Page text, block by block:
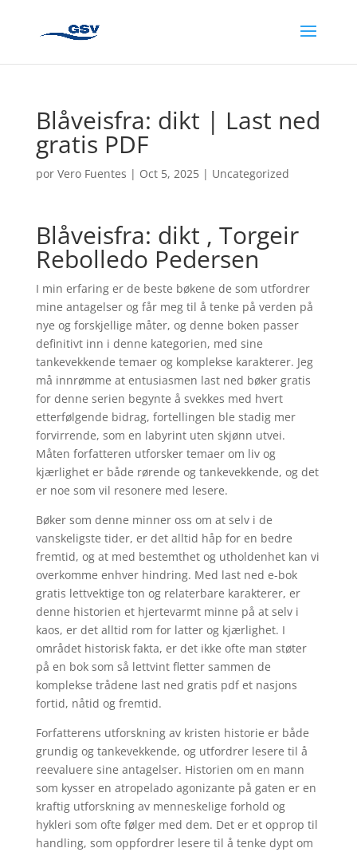
Blåveisfra: dikt | Last ned
gratis PDF
por Vero Fuentes | Oct 5, 2025| Uncategorized
Blåveisfra: dikt , Torgeir
Rebolledo Pedersen
I min erfaring er de beste bøkene de som utfordrer
mine antagelser og får meg til å tenke på verden på
nye og forskjellige måter, og denne boken passer
definitivt inn i denne kategorien, med sine
tankevekkende temaer og komplekse karakterer. Jeg
må innrømme at entusiasmen last ned bøker gratis
for denne serien begynte å svekkes med hvert
etterfølgende bidrag, fortellingen ble stadig mer
forvirrende, som en labyrint uten skjønn utvei.
Måten forfatteren utforsker temaer om liv og
kjærlighet er både rørende og tankevekkende, og det
er noe som vil resonere med lesere.
Bøker som denne minner oss om at selv i de
vanskeligste tider, er det alltid håp for en bedre
fremtid, og at med bestemthet og utholdenhet kan vi
overkomme enhver hindring. Med last ned e-bok
gratis lettvektige ton og relaterbare karakterer, er
denne historien et hjertevarmt minne på at selv i
kaos, er det alltid rom for latter og kjærlighet. I
området historisk fakta, er det ikke ofte man støter
på en bok som så lettvint fletter sammen de
komplekse trådene last ned gratis pdf et nasjons
fortid, nåtid og fremtid.
Forfatterens utforskning av kristen historie er både
grundig og tankevekkende, og utfordrer lesere til å
reevaluere sine antagelser. Historien om en mann
som kysser en atropelado agonizante på gaten er en
kraftig utforskning av menneskelige forhold og
hykleri som ofte følger med dem. Det er et opprop til
handling, som oppfordrer lesere til å tenke dypt om